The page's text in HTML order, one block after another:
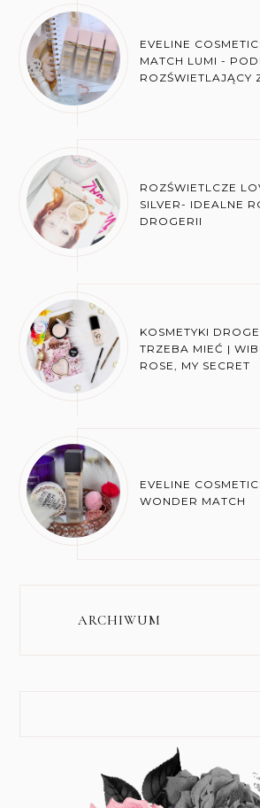
EVELINE
MATCH LUMI -
ROZŚWIETLAJĄCY
ROZŚWIETLCZE
SILVER- IDEALNE
DROGERII
KOSMETYKI
TRZEBA MIEĆ |
ROSE, MY SECRET
EVELINE
WONDER MATCH
ARCHIWUM